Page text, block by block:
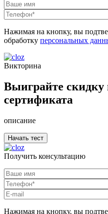
Нажимая на кнопку, вы
обработку персональных
Викторина
Выиграйте скидку
сертификата
описание
Получить консультацию
Нажимая на кнопку, вы